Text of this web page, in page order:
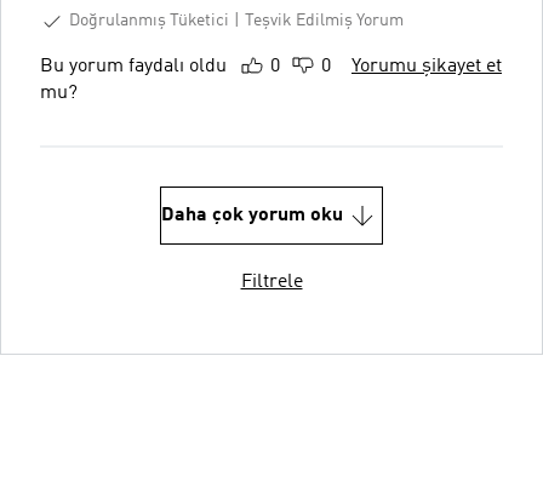
Doğrulanmış Tüketici
Teşvik Edilmiş Yorum
Bu yorum faydalı oldu
mu?
0 0 Yorumu şikayet et
Daha çok yorum oku
Filtrele